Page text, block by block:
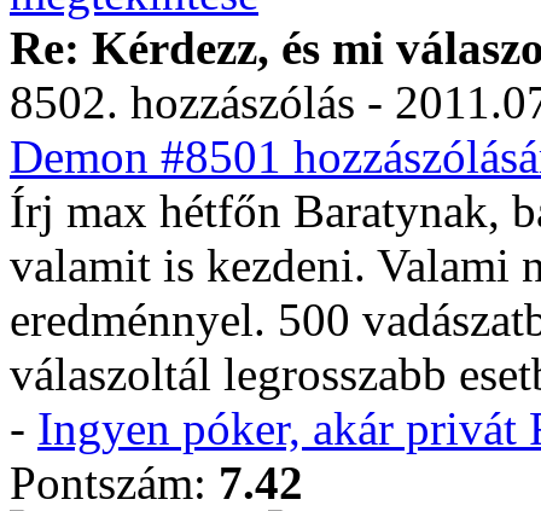
Re: Kérdezz, és mi
8502. hozzászólás -
Demon #8501
Írj max hétfőn Baratynak,
valamit is kezdeni. Valami
eredménnyel. 500
válaszoltál legrosszabb
- Ingyen póker, akár privát
Pontszám: 7.42